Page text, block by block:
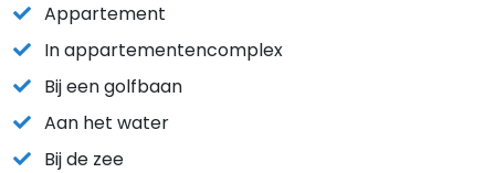
Appartement
In appartementencomplex
Bij een golfbaan
Aan het water
Bij de zee